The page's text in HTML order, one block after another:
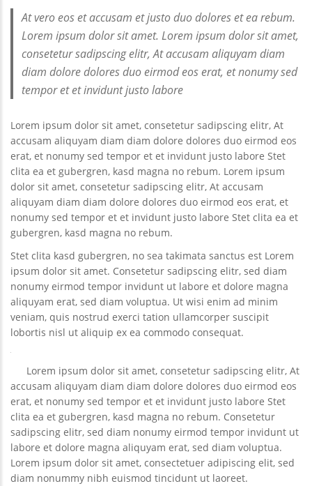
At vero eos et accusam et justo duo dolores et ea rebum.
Lorem ipsum dolor sit amet. Lorem ipsum dolor sit amet,
consetetur sadipscing elitr, At accusam aliquyam diam
diam dolore dolores duo eirmod eos erat, et nonumy sed
tempor et et invidunt justo labore
Lorem ipsum dolor sit amet, consetetur sadipscing elitr, At
accusam aliquyam diam diam dolore dolores duo eirmod eos
erat, et nonumy sed tempor et et invidunt justo labore Stet
clita ea et gubergren, kasd magna no rebum. Lorem ipsum
dolor sit amet, consetetur sadipscing elitr, At accusam
aliquyam diam diam dolore dolores duo eirmod eos erat, et
nonumy sed tempor et et invidunt justo labore Stet clita ea et
gubergren, kasd magna no rebum.
Stet clita kasd gubergren, no sea takimata sanctus est Lorem
ipsum dolor sit amet. Consetetur sadipscing elitr, sed diam
nonumy eirmod tempor invidunt ut labore et dolore magna
aliquyam erat, sed diam voluptua. Ut wisi enim ad minim
veniam, quis nostrud exerci tation ullamcorper suscipit
lobortis nisl ut aliquip ex ea commodo consequat.
Lorem ipsum dolor sit amet, consetetur sadipscing elitr, At
accusam aliquyam diam diam dolore dolores duo eirmod eos
erat, et nonumy sed tempor et et invidunt justo labore Stet
clita ea et gubergren, kasd magna no rebum. Consetetur
sadipscing elitr, sed diam nonumy eirmod tempor invidunt ut
labore et dolore magna aliquyam erat, sed diam voluptua.
Lorem ipsum dolor sit amet, consectetuer adipiscing elit, sed
diam nonummy nibh euismod tincidunt ut laoreet.